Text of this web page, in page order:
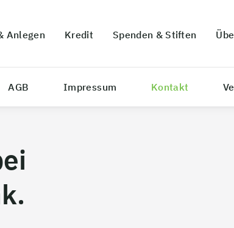
Anlegen Kredit Spenden & Stiften
AGB Impressum Kontakt